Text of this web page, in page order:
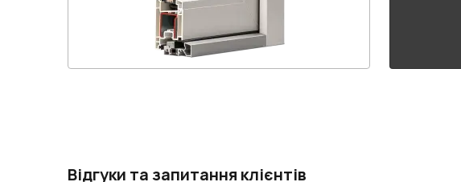
Відгуки та запитання клієнтів